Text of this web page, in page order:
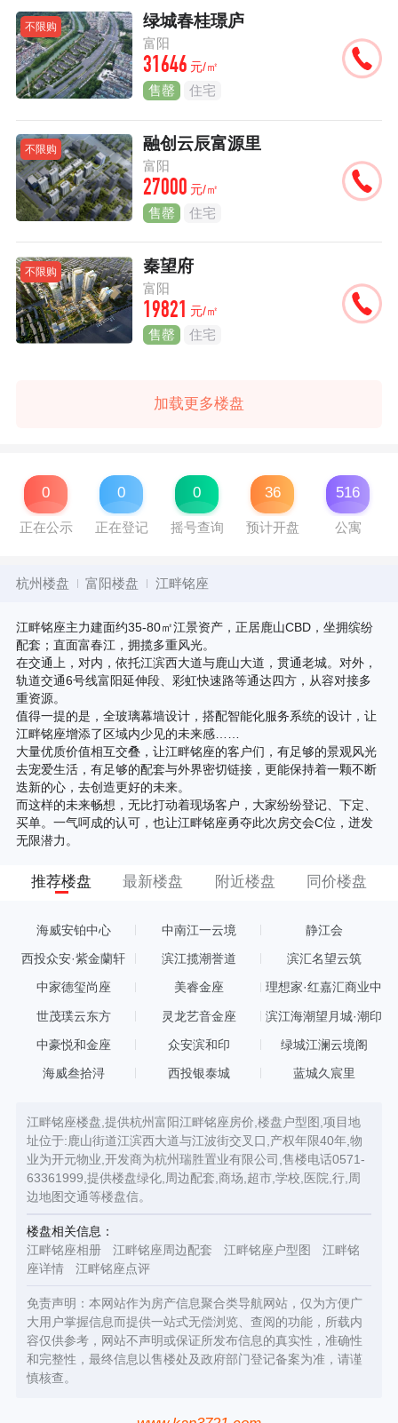
不限购 绿城春桂璟庐
富阳
31646 元/㎡
售罄 住宅
不限购 融创云辰富源里
富阳
27000 元/㎡
售罄 住宅
不限购 秦望府
富阳
19821 元/㎡
售罄 住宅
加载更多楼盘
0
正在公示
0
正在登记
0
摇号查询
36
预计开盘
516
公寓
杭州楼盘 富阳楼盘 江畔铭座
江畔铭座主力建面约35-80㎡江景资产，正居鹿山CBD，坐拥缤纷
配套；直面富春江，拥揽多重风光。
在交通上，对内，依托江滨西大道与鹿山大道，贯通老城。对外，
轨道交通6号线富阳延伸段、彩虹快速路等通达四方，从容对接多
重资源。
值得一提的是，全玻璃幕墙设计，搭配智能化服务系统的设计，让
江畔铭座增添了区域内少见的未来感……
大量优质价值相互交叠，让江畔铭座的客户们，有足够的景观风光
去宠爱生活，有足够的配套与外界密切链接，更能保持着一颗不断
迭新的心，去创造更好的未来。
而这样的未来畅想，无比打动着现场客户，大家纷纷登记、下定、
买单。一气呵成的认可，也让江畔铭座勇夺此次房交会C位，迸发
无限潜力。
推荐楼盘 最新楼盘 附近楼盘 同价楼盘
海威安铂中心 中南江一云境 静江会
西投众安·紫金蘭轩 滨江揽潮誉道 滨汇名望云筑
中家德玺尚座 美睿金座
理想家·红嘉汇商业中
世茂璞云东方 灵龙艺音金座 滨江海潮望月城·潮印
中豪悦和金座 众安滨和印 绿城江澜云境阁
海威叁拾浔 西投银泰城 蓝城久宸里
江畔铭座楼盘,提供杭州富阳江畔铭座房价,楼盘户型图,项目地
址位于:鹿山街道江滨西大道与江波街交叉口,产权年限40年,物
业为开元物业,开发商为杭州瑞胜置业有限公司,售楼电话0571-
63361999,提供楼盘绿化,周边配套,商场,超市,学校,医院,行,周
边地图交通等楼盘信。
楼盘相关信息：
江畔铭座相册
江畔铭座周边配套 江畔铭座户型图
江畔铭
座详情
江畔铭座点评
免责声明：本网站作为房产信息聚合类导航网站，仅为方便广
大用户掌握信息而提供一站式无偿浏览、查阅的功能，所载内
容仅供参考，网站不声明或保证所发布信息的真实性，准确性
和完整性，最终信息以售楼处及政府部门登记备案为准，请谨
慎核查。